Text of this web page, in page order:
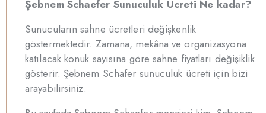
Şebnem Schaefer Sunuculuk Ücreti Ne kadar?
Sunucuların sahne ücretleri değişkenlik
göstermektedir. Zamana, mekâna ve organizasyona
katılacak konuk sayısına göre sahne fiyatları değişiklik
gösterir. Şebnem Schafer sunuculuk ücreti için bizi
arayabilirsiniz.